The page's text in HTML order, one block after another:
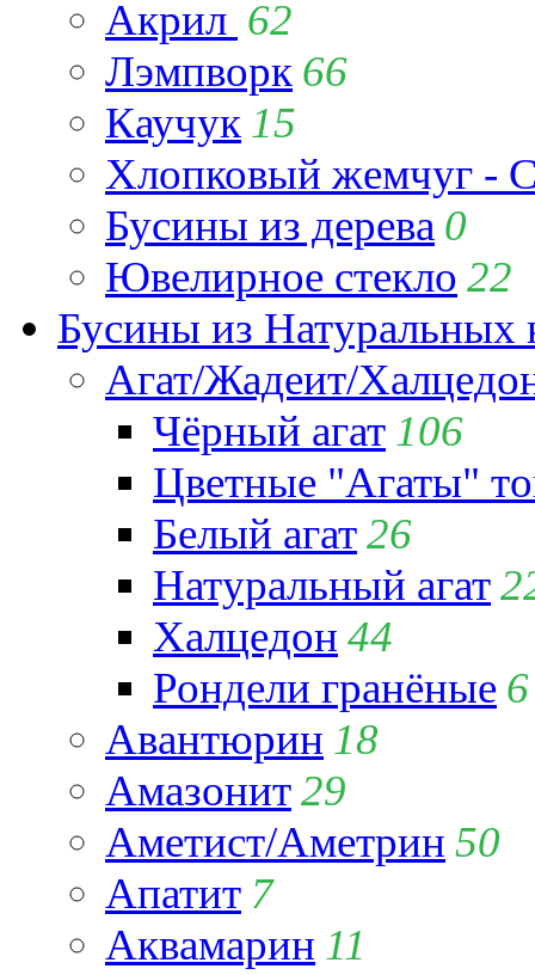
Акрил 62
Лэмпворк 66
Каучук 15
Хлопковый жемчуг -
Бусины из дерева 0
Ювелирное стекло 22
Бусины из Натуральных
Агат/Жадеит/
Чёрный агат 106
Цветные "Агаты"
Белый агат26
Натуральный агат
Халцедон 44
Рондели гранёные 6
Авантюрин 18
Амазонит29
Аметист/Аметрин 50
Апатит 7
Аквамарин 11